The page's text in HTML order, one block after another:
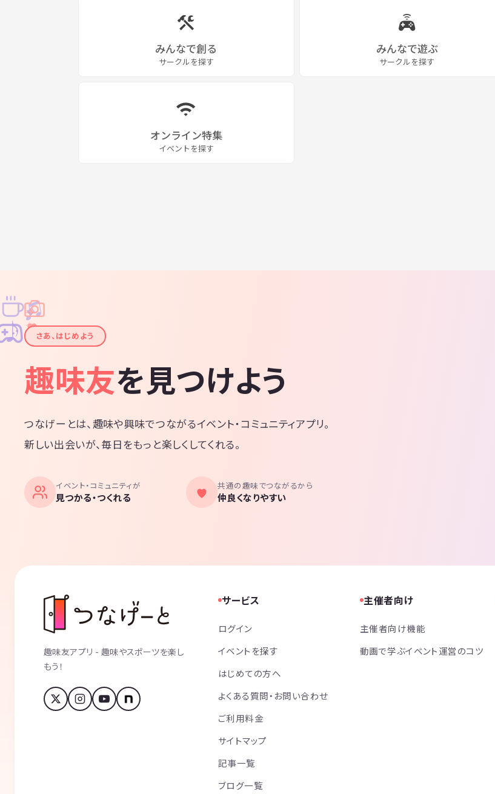
みんなで創る
サークルを探す
みんなで遊ぶ
サークルを探す
オンライン特集
イベントを探す
✦
✦
✧
✧
♪
♫
さあ、はじめよう
趣味友を見つけよう
つなげーとは、趣味や興味でつながるイベント・コミュニティアプリ。
新しい出会いが、毎日をもっと楽しくしてくれる。
イベント・コミュニティが
見つかる・つくれる
共通の趣味でつながるから
仲良くなりやすい
趣味友アプリ - 趣味やスポーツを楽し
もう！
サービス
ログイン
イベントを探す
はじめての方へ
よくある質問・お問い合わせ
ご利用料金
サイトマップ
記事一覧
ブログ一覧
主催者向け
主催者向け機能
動画で学ぶイベント運営のコツ